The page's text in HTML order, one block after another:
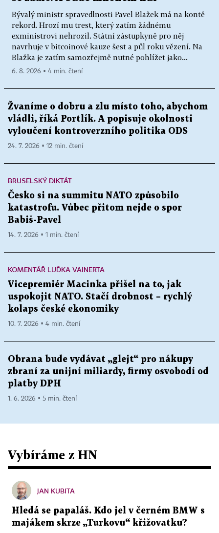
Bývalý ministr spravedlnosti Pavel Blažek má na kontě
rekord. Hrozí mu trest, který zatím žádnému
exministrovi nehrozil. Státní zástupkyně pro něj
navrhuje v bitcoinové kauze šest a půl roku vězení. Na
Blažka je zatím samozřejmě nutné pohlížet jako...
6. 8. 2026 ▪ 4 min. čtení
Žvaníme o dobru a zlu místo toho, abychom
vládli, říká Portlík. A popisuje okolnosti
vyloučení kontroverzního politika ODS
24. 7. 2026 ▪ 12 min. čtení
BRUSELSKÝ DIKTÁT
Česko si na summitu NATO způsobilo
katastrofu. Vůbec přitom nejde o spor
Babiš-Pavel
14. 7. 2026 ▪ 1 min. čtení
KOMENTÁŘ LUĎKA VAINERTA
Vicepremiér Macinka přišel na to, jak
uspokojit NATO. Stačí drobnost – rychlý
kolaps české ekonomiky
10. 7. 2026 ▪ 4 min. čtení
Obrana bude vydávat „glejt“ pro nákupy
zbraní za unijní miliardy, firmy osvobodí od
platby DPH
1. 6. 2026 ▪ 5 min. čtení
Vybíráme z HN
JAN KUBITA
Hledá se papaláš. Kdo jel v černém BMW s
majákem skrze „Turkovu“ křižovatku?